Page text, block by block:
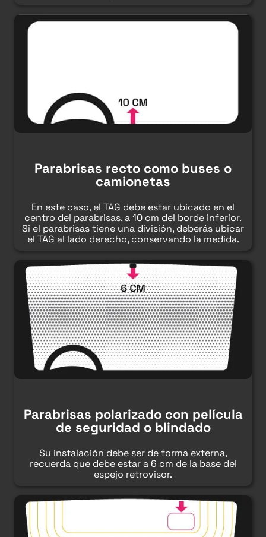
Parabrisas recto como buses o
camionetas
En este caso, el TAG debe estar ubicado en el
centro del parabrisas, a 10 cm del borde inferior.
Si el parabrisas tiene una división, deberás ubicar
el TAG al lado derecho, conservando la medida.
Parabrisas polarizado con película
de seguridad oblindado
Su instalación debe ser de forma externa,
recuerda que debe estar a 6 cm de la base del
espejo retrovisor.